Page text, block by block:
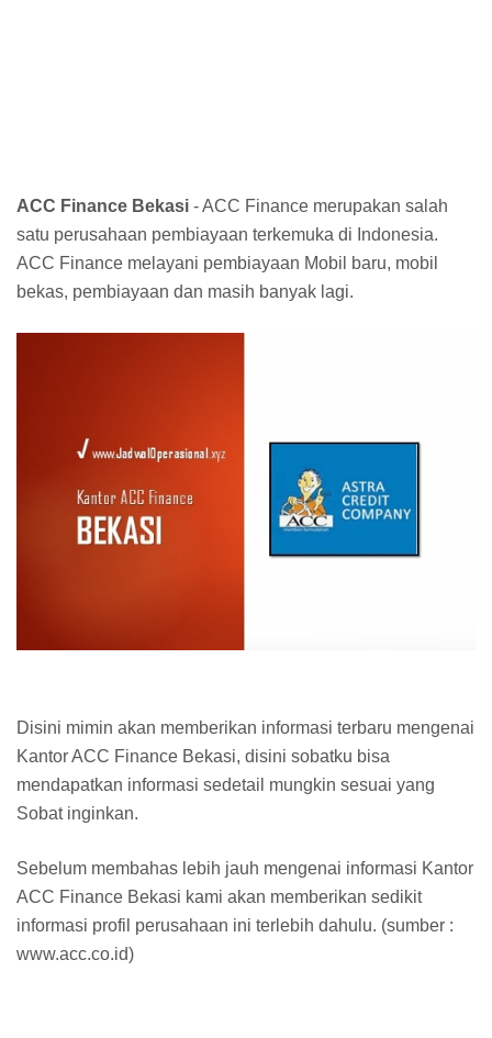
ACC Finance Bekasi - ACC Finance merupakan salah
satu perusahaan pembiayaan terkemuka di Indonesia.
ACC Finance melayani pembiayaan Mobil baru, mobil
bekas, pembiayaan dan masih banyak lagi.
Disini mimin akan memberikan informasi terbaru mengenai
Kantor ACC Finance Bekasi, disini sobatku bisa
mendapatkan informasi sedetail mungkin sesuai yang
Sobat inginkan.
Sebelum membahas lebih jauh mengenai informasi Kantor
ACC Finance Bekasi kami akan memberikan sedikit
informasi profil perusahaan ini terlebih dahulu. (sumber :
www.acc.co.id)